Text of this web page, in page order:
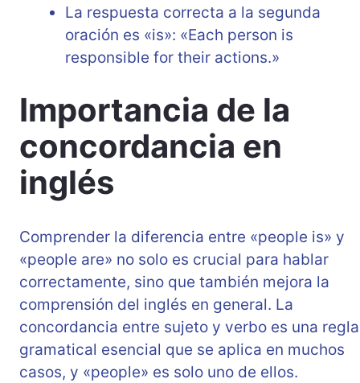
La respuesta correcta a la segunda
oración es «is»: «Each person is
responsible for their actions.»
Importancia de la
concordancia en
inglés
Comprender la diferencia entre «people is» y
«people are» no solo es crucial para hablar
correctamente, sino que también mejora la
comprensión del inglés en general. La
concordancia entre sujeto y verbo es una regla
gramatical esencial que se aplica en muchos
casos, y «people» es solo uno de ellos.